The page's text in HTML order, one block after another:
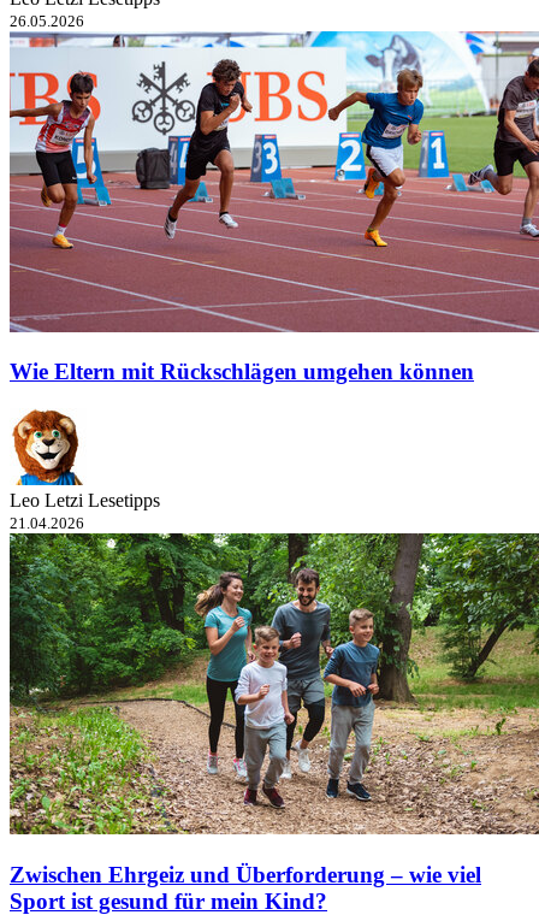
26.05.2026
Wie Eltern mit Rückschlägen umgehen können
Leo Letzi Lesetipps
21.04.2026
Zwischen Ehrgeiz und Überforderung – wie viel
Sport ist gesund für mein Kind?